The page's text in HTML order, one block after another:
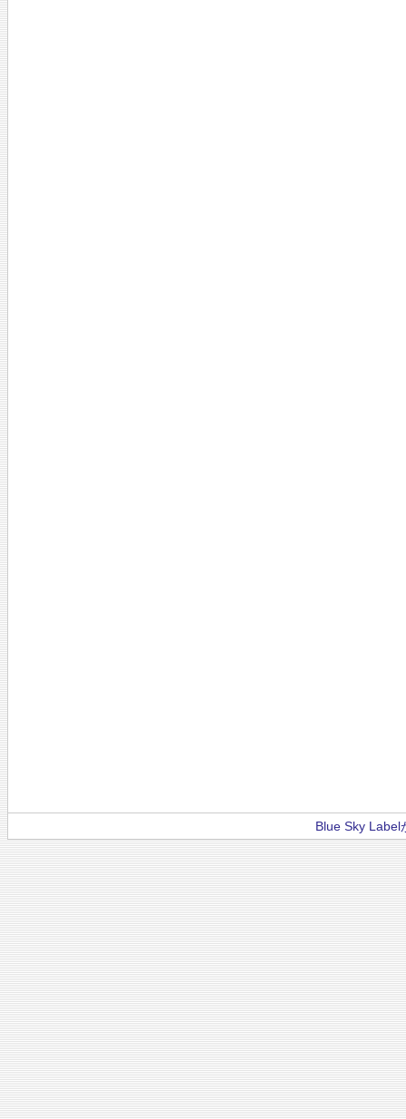
Blue Sky Label